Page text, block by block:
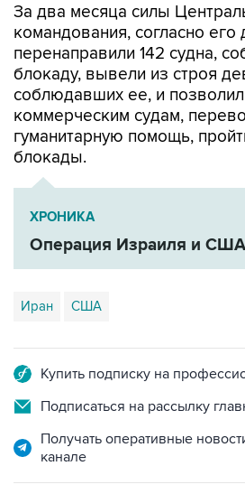
За два месяца силы
командования, согласно его
перенаправили 142 судна,
блокаду, вывели из строя
соблюдавших ее, и
коммерческим судам,
гуманитарную помощь,
блокады.
ХРОНИКА
Операция Израиля и
Иран США
Купить подписку на
Подписаться на рассылку
Получать оперативные
канале